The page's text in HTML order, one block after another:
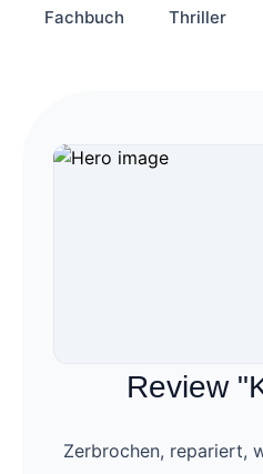
Fachbuch
Thriller
Review
Zerbrochen, repariert,